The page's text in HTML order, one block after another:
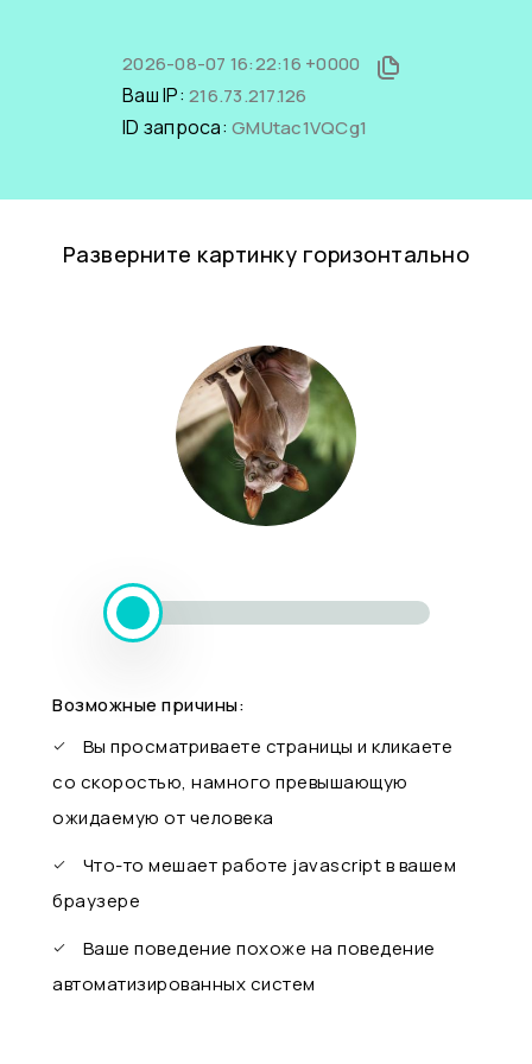
2026-08-07 16:22:16 +0000
Ваш IP: 216.73.217.126
ID запроса: GMUtac1VQCg1
Разверните картинку горизонтально
Возможные причины:
Вы просматриваете страницы и кликаете
со скоростью, намного превышающую
ожидаемую от человека
Что-то мешает работе javascript в вашем
браузере
Ваше поведение похоже на поведение
автоматизированных систем